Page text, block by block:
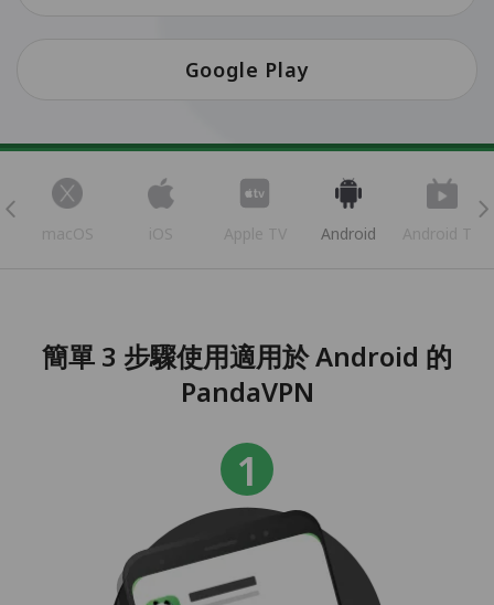
Google Play
macOS iOS Apple TV Android Android TV
簡單 3 步驟使用適用於 Android 的
PandaVPN